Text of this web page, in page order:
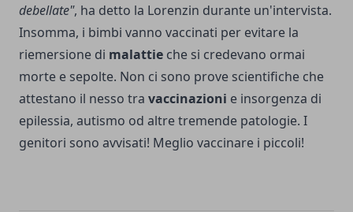
debellate", ha detto la Lorenzin durante un'intervista.
Insomma, i bimbi vanno vaccinati per evitare la
riemersione di malattie che si credevano ormai
morte e sepolte. Non ci sono prove scientifiche che
attestano il nesso tra vaccinazioni e insorgenza di
epilessia, autismo od altre tremende patologie. I
genitori sono avvisati! Meglio vaccinare i piccoli!